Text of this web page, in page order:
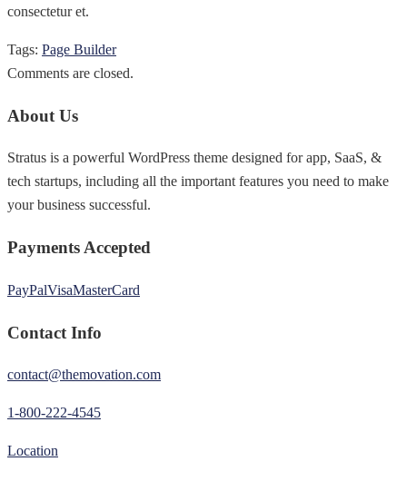
consectetur et.
Tags: Page Builder
Comments are closed.
About Us
Stratus is a powerful WordPress theme designed for app, SaaS, &
tech startups, including all the important features you need to make
your business successful.
Payments Accepted
PayPalVisaMasterCard
Contact Info
contact@themovation.com
1-800-222-4545
Location